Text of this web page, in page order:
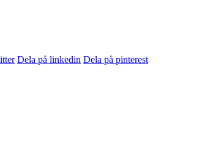
Dela på linkedin Dela på pinterest